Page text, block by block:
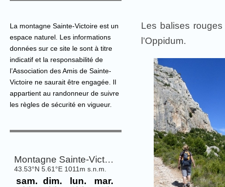
Les balises
l’Oppidum.
La montagne Sainte-Victoire est un
espace naturel. Les informations
données sur ce site le sont à titre
indicatif et la responsabilité de
l’Association des Amis de Sainte-
Victoire ne saurait être engagée. Il
appartient au randonneur de suivre
les règles de sécurité en vigueur.